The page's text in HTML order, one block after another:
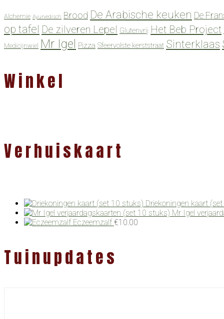
Alchemie Ayurvedisch Brood De Arabische keuken De
op tafel De zilveren Lepel Glutenvrij Het Beb Project
Medicijnwiel Mr Igel Pizza Sfeervolste kerststraat Sinterklaas
Winkel
Verhuiskaart
Driekoningen kaart
Mr Igel
Eczeemzalf €10.00
Tuinupdates